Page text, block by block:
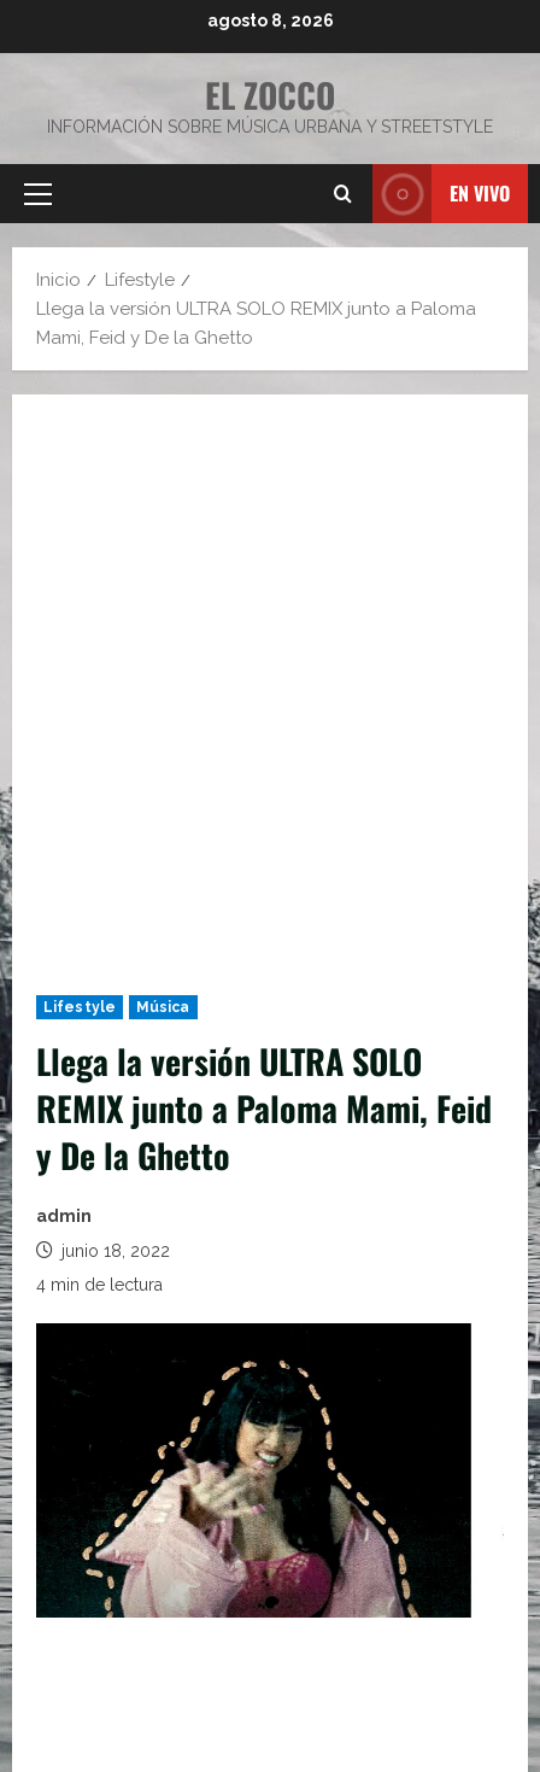
agosto 8, 2026
EL ZOCCO
INFORMACIÓN SOBRE MÚSICA URBANA Y STREETSTYLE
Menú
EN VIVO
Inicio
Lifestyle
Llega la versión ULTRA SOLO REMIX junto a Paloma
Mami, Feid y De la Ghetto
Lifestyle Música
Llega la versión ULTRA SOLO
REMIX junto a Paloma Mami, Feid
y De la Ghetto
admin
junio 18, 2022
4 min de lectura